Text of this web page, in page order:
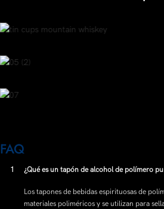
FAQ
1 ¿Qué es un tapón de alcohol de polímero
Los tapones de bebidas espirituosas de
materiales poliméricos y se utilizan para